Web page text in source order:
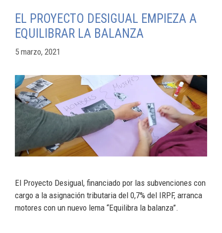
EL PROYECTO DESIGUAL EMPIEZA A
EQUILIBRAR LA BALANZA
5 marzo, 2021
El Proyecto Desigual, financiado por las subvenciones con
cargo a la asignación tributaria del 0,7% del IRPF, arranca
motores con un nuevo lema “Equilibra la balanza”.